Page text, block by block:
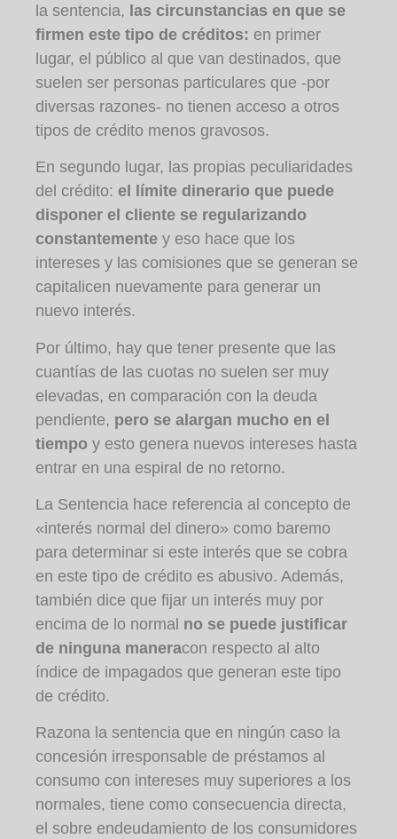
la sentencia, las circunstancias en que se
firmen este tipo de créditos: en primer
lugar, el público al que van destinados, que
suelen ser personas particulares que -por
diversas razones- no tienen acceso a otros
tipos de crédito menos gravosos.
En segundo lugar, las propias peculiaridades
del crédito: el límite dinerario que puede
disponer el cliente se regularizando
constantemente y eso hace que los
intereses y las comisiones que se generan se
capitalicen nuevamente para generar un
nuevo interés.
Por último, hay que tener presente que las
cuantías de las cuotas no suelen ser muy
elevadas, en comparación con la deuda
pendiente, pero se alargan mucho en el
tiempo y esto genera nuevos intereses hasta
entrar en una espiral de no retorno.
La Sentencia hace referencia al concepto de
«interés normal del dinero» como baremo
para determinar si este interés que se cobra
en este tipo de crédito es abusivo. Además,
también dice que fijar un interés muy por
encima de lo normal no se puede justificar
de ninguna maneracon respecto al alto
índice de impagados que generan este tipo
de crédito.
Razona la sentencia que en ningún caso la
concesión irresponsable de préstamos al
consumo con intereses muy superiores a los
normales, tiene como consecuencia directa,
el sobre endeudamiento de los consumidores